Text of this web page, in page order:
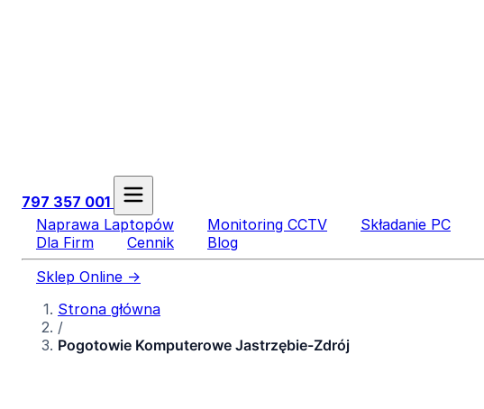
797 357 001
Naprawa Laptopów
Monitoring CCTV Składanie PC
Dla Firm
Cennik
Blog
Sklep Online →
Strona główna
/
Pogotowie Komputerowe Jastrzębie-Zdrój